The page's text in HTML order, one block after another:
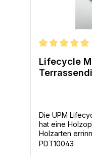
Lifecycle
Die UPM
hat eine
Holzarten
Momoqui. Die
PDT10043